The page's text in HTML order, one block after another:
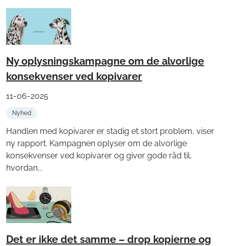
Ny oplysningskampagne om de alvorlige
konsekvenser ved kopivarer
11-06-2025
Nyhed
Handlen med kopivarer er stadig et stort problem, viser
ny rapport. Kampagnen oplyser om de alvorlige
konsekvenser ved kopivarer og giver gode råd til,
hvordan...
Det er ikke det samme – drop kopierne og